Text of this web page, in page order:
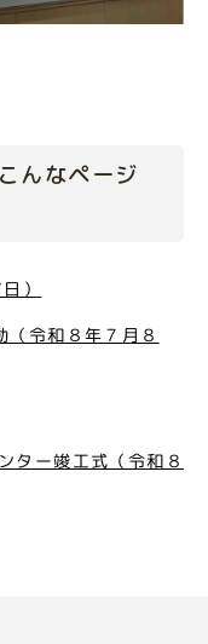
んなページ
）
令和８年７月８
ター竣工式（令和８